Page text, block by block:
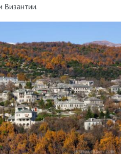
Византии.